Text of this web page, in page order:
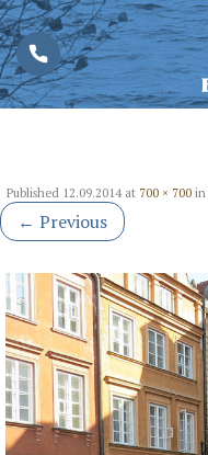
Published 12.09.2014at 700 × 700 in
← Previous